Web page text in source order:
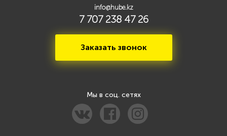
info@hube.kz
7 707 238 47 26
Заказать звонок
Мы в соц. сетях